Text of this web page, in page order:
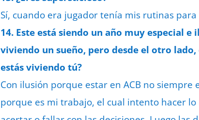
Sí, cuando era jugador tenía mis rutinas
14. Este está siendo un año muy especial
viviendo un sueño, pero desde el otro
estás viviendo tú?
Con ilusión porque estar en ACB no siempre
porque es mi trabajo, el cual intento hacer